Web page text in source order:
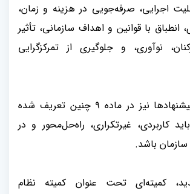
اجرایی، صرفه‌جویی در هزینه و زمان،
انطباق با قوانین و اهداف سازمانی، تأثیر
نوآوری، و جلوگیری از تمرکزگرایی
نیز در ماده ۹ چنین تعریف شده
کاربردی، غیرتکراری، راه‌حل‌محور و در
باشد.
کمیته‌ای تحت عنوان کمیته نظام